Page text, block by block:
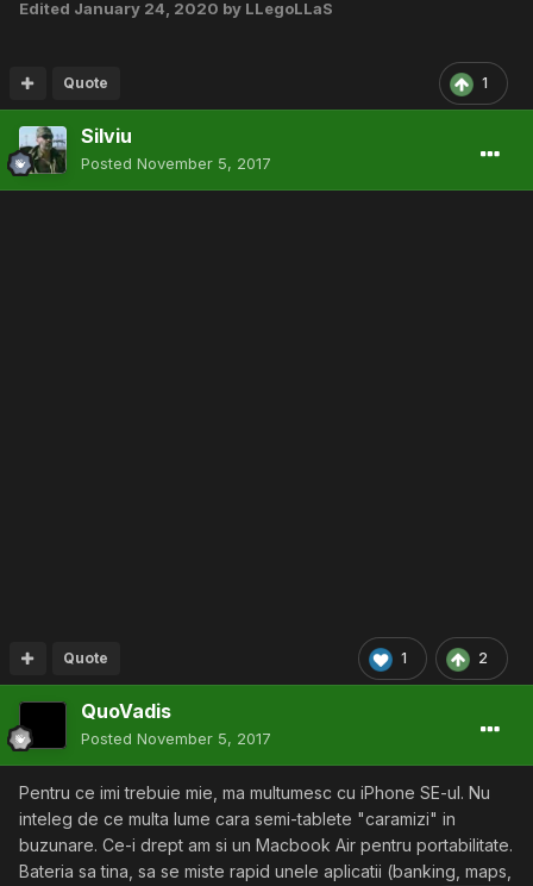
Edited January 24, 2020 by LLegoLLaS
1
Quote
Silviu
Posted November 5, 2017
1 2
Quote
QuoVadis
Posted November 5, 2017
Pentru ce imi trebuie mie, ma multumesc cu iPhone SE-ul. Nu
inteleg de ce multa lume cara semi-tablete "caramizi" in
buzunare. Ce-i drept am si un Macbook Air pentru portabilitate.
Bateria sa tina, sa se miste rapid unele aplicatii (banking, maps,